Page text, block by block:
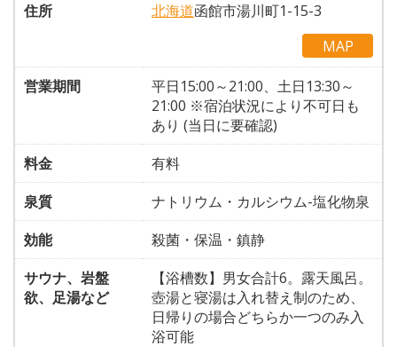
住所
北海道函館市湯川町1-15-3
MAP
営業期間
平日15:00～21:00、土日13:30～
21:00 ※宿泊状況により不可日も
あり (当日に要確認)
料金
有料
泉質
ナトリウム・カルシウム-塩化物泉
効能
殺菌・保温・鎮静
サウナ、岩盤
欲、足湯など
【浴槽数】男女合計6。露天風呂。
壺湯と寝湯は入れ替え制のため、
日帰りの場合どちらか一つのみ入
浴可能